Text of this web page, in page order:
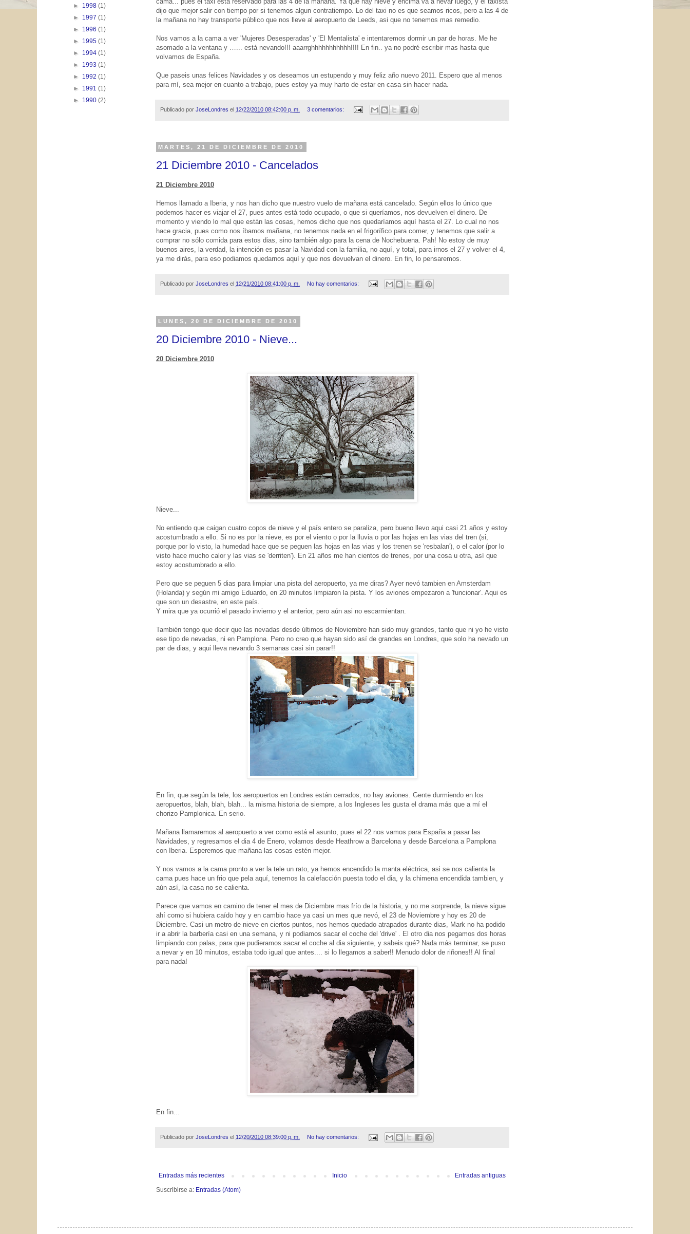
dijo que mejor salir con tiempo por si tenemos algun contratiempo. Lo del taxi no es que seamos ricos, pero a las 4 de
la mañana no hay transporte público que nos lleve al aeropuerto de Leeds, asi que no tenemos mas remedio.
Nos vamos a la cama a ver 'Mujeres Desesperadas' y 'El Mentalista' e intentaremos dormir un par de horas. Me he
asomado a la ventana y …... está nevando!!! aaarrghhhhhhhhhhh!!!! En fin.. ya no podré escribir mas hasta que
volvamos de España.
Que paseis unas felices Navidades y os deseamos un estupendo y muy feliz año nuevo 2011. Espero que al menos
para mí, sea mejor en cuanto a trabajo, pues estoy ya muy harto de estar en casa sin hacer nada.
Publicado por JoseLondres el 12/22/2010 08:42:00 p. m. 3 comentarios:
MARTES, 21 DE DICIEMBRE DE 2010
21 Diciembre 2010 - Cancelados
21 Diciembre 2010
Hemos llamado a Iberia, y nos han dicho que nuestro vuelo de mañana está cancelado. Según ellos lo único que
podemos hacer es viajar el 27, pues antes está todo ocupado, o que si queríamos, nos devuelven el dinero. De
momento y viendo lo mal que están las cosas, hemos dicho que nos quedaríamos aquí hasta el 27. Lo cual no nos
hace gracia, pues como nos íbamos mañana, no tenemos nada en el frigorífico para comer, y tenemos que salir a
comprar no sólo comida para estos dias, sino también algo para la cena de Nochebuena. Pah! No estoy de muy
buenos aires, la verdad, la intención es pasar la Navidad con la familia, no aquí, y total, para irnos el 27 y volver el 4,
ya me dirás, para eso podiamos quedarnos aquí y que nos devuelvan el dinero. En fin, lo pensaremos.
Publicado por JoseLondres el 12/21/2010 08:41:00 p. m. No hay comentarios:
LUNES, 20 DE DICIEMBRE DE 2010
20 Diciembre 2010 - Nieve...
20 Diciembre 2010
Nieve...
No entiendo que caigan cuatro copos de nieve y el país entero se paraliza, pero bueno llevo aqui casi 21 años y estoy
acostumbrado a ello. Si no es por la nieve, es por el viento o por la lluvia o por las hojas en las vias del tren (si,
porque por lo visto, la humedad hace que se peguen las hojas en las vias y los trenen se 'resbalan'), o el calor (por lo
visto hace mucho calor y las vias se 'derriten'). En 21 años me han cientos de trenes, por una cosa u otra, así que
estoy acostumbrado a ello.
Pero que se peguen 5 dias para limpiar una pista del aeropuerto, ya me diras? Ayer nevó tambien en Amsterdam
(Holanda) y según mi amigo Eduardo, en 20 minutos limpiaron la pista. Y los aviones empezaron a 'funcionar'. Aqui es
que son un desastre, en este país.
Y mira que ya ocurrió el pasado invierno y el anterior, pero aún asi no escarmientan.
También tengo que decir que las nevadas desde últimos de Noviembre han sido muy grandes, tanto que ni yo he visto
ese tipo de nevadas, ni en Pamplona. Pero no creo que hayan sido así de grandes en Londres, que solo ha nevado un
par de dias, y aqui lleva nevando 3 semanas casi sin parar!!
En fin, que según la tele, los aeropuertos en Londres están cerrados, no hay aviones. Gente durmiendo en los
aeropuertos, blah, blah, blah... la misma historia de siempre, a los Ingleses les gusta el drama más que a mí el
chorizo Pamplonica. En serio.
Mañana llamaremos al aeropuerto a ver como está el asunto, pues el 22 nos vamos para España a pasar las
Navidades, y regresamos el dia 4 de Enero, volamos desde Heathrow a Barcelona y desde Barcelona a Pamplona
con Iberia. Esperemos que mañana las cosas estén mejor.
Y nos vamos a la cama pronto a ver la tele un rato, ya hemos encendido la manta eléctrica, asi se nos calienta la
cama pues hace un frio que pela aquí, tenemos la calefacción puesta todo el dia, y la chimena encendida tambien, y
aún así, la casa no se calienta.
Parece que vamos en camino de tener el mes de Diciembre mas frío de la historia, y no me sorprende, la nieve sigue
ahí como si hubiera caído hoy y en cambio hace ya casi un mes que nevó, el 23 de Noviembre y hoy es 20 de
Diciembre. Casi un metro de nieve en ciertos puntos, nos hemos quedado atrapados durante dias, Mark no ha podido
ir a abrir la barbería casi en una semana, y ni podiamos sacar el coche del 'drive' . El otro dia nos pegamos dos horas
limpiando con palas, para que pudieramos sacar el coche al dia siguiente, y sabeis qué? Nada más terminar, se puso
a nevar y en 10 minutos, estaba todo igual que antes.... si lo llegamos a saber!! Menudo dolor de riñones!! Al final
para nada!
En fin...
Publicado por JoseLondres el 12/20/2010 08:39:00 p. m. No hay comentarios:
Entradas más recientes Entradas antiguas
Inicio
Suscribirse a: Entradas (Atom)
► 1998 (1)
► 1997 (1)
► 1996 (1)
► 1995 (1)
► 1994 (1)
► 1993 (1)
► 1992 (1)
► 1991 (1)
► 1990 (2)